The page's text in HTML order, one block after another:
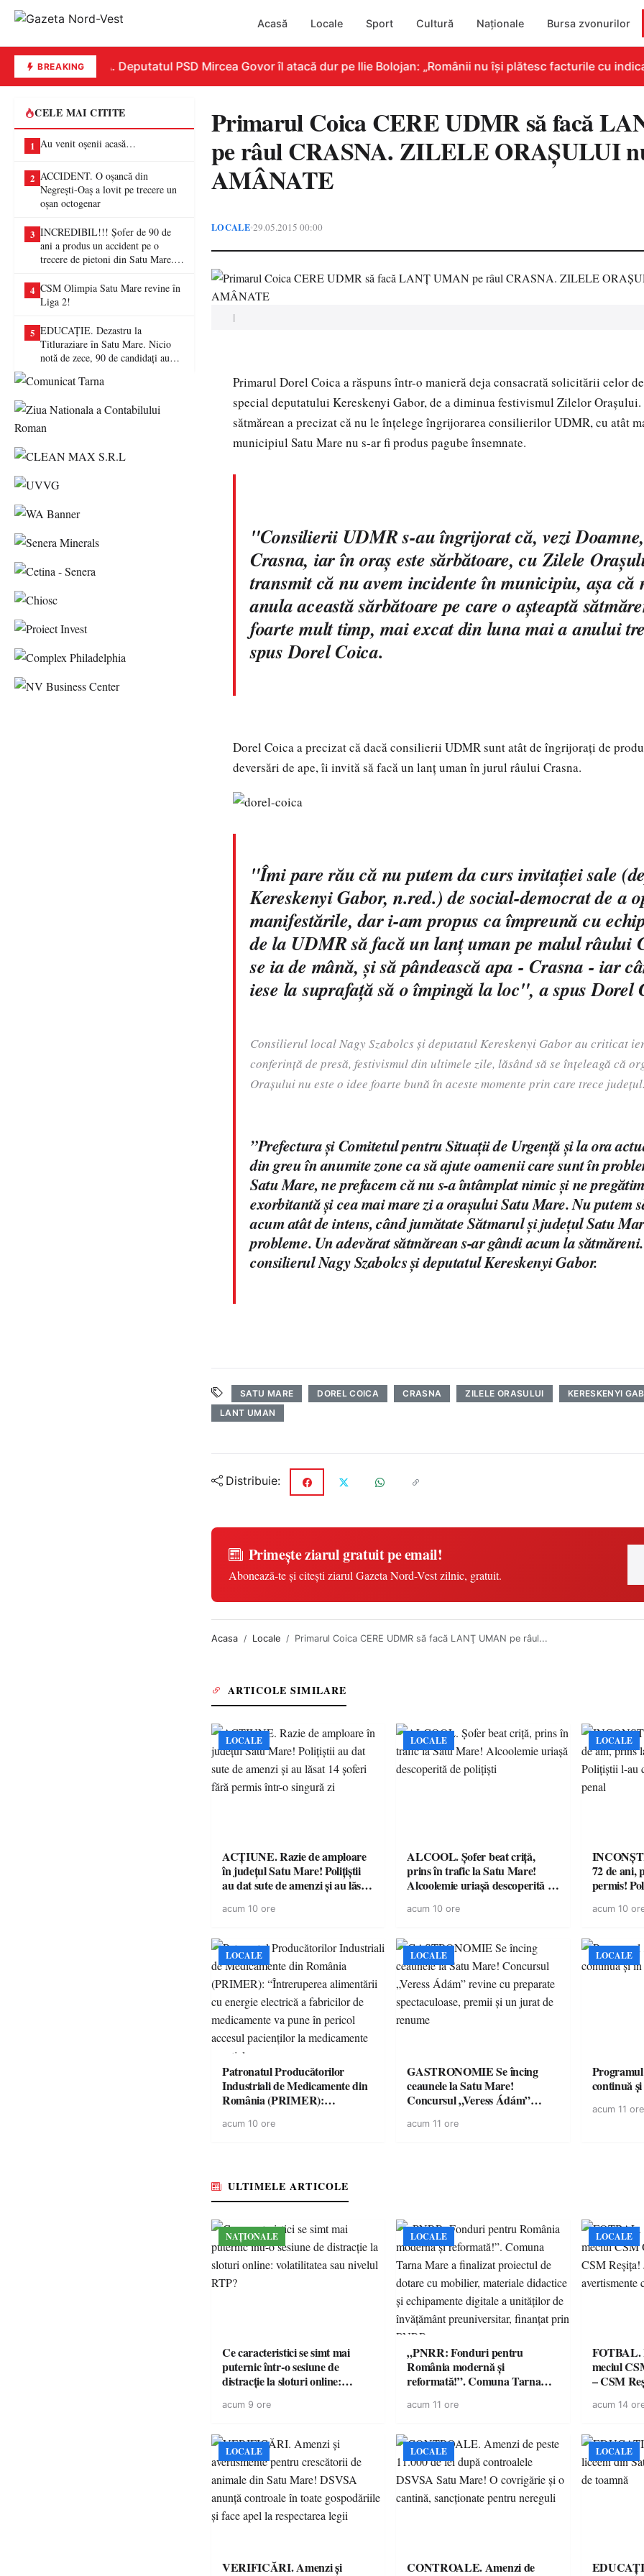
Acasă Locale Sport Cultură Naționale Bursa zvonurilor
BREAKING
REPLICĂ. Deputatul PSD Mircea Govor îl atacă dur pe Ilie Bolojan: „Românii nu își plătesc facturile cu
CELE MAI CITITE
1 Au venit oșenii acasă…
2 ACCIDENT. O oșancă din
Negrești-Oaș a lovit pe trecere un
oșan octogenar
3 INCREDIBIL!!! Șofer de 90 de
ani a produs un accident pe o
trecere de pietoni din Satu Mare. O
4 CSM Olimpia Satu Mare revine în
Liga 2!
5 EDUCAȚIE. Dezastru la
Titluraziare în Satu Mare. Nicio
notă de zece, 90 de candidați au
Primarul Coica CERE UDMR să facă
pe râul CRASNA. ZILELE ORAŞULUI
AMÂNATE
LOCALE•29.05.2015 00:00
|
Primarul Dorel Coica a răspuns într-o manieră deja consacrată solicitării celor
special deputatului Kereskenyi Gabor, de a diminua festivismul Zilelor
sătmărean a precizat că nu le înţelege îngrijorarea consilierilor UDMR, cu atât
municipiul Satu Mare nu s-ar fi produs pagube însemnate.
"Consilierii UDMR s-au îngrijorat că, vezi
Crasna, iar în oraş este sărbătoare, cu Zilele
transmit că nu avem incidente în municipiu, aşa că
anula această sărbătoare pe care o aşteaptă
foarte mult timp, mai excat din luna mai a anului
spus Dorel Coica.
Dorel Coica a precizat că dacă consilierii UDMR sunt atât de îngrijoraţi de
deversări de ape, îi invită să facă un lanţ uman în jurul râului Crasna.
"Îmi pare rău că nu putem da curs invitaţiei sale
Kereskenyi Gabor, n.red.) de social-democrat de a
manifestările, dar i-am propus ca împreună cu
de la UDMR să facă un lanţ uman pe malul râului
se ia de mână, şi să pândească apa - Crasna - iar
iese la suprafaţă să o împingă la loc", a spus Dorel
Consilierul local Nagy Szabolcs și deputatul Kereskenyi Gabor au criticat
conferință de presă, festivismul din ultimele zile, lăsând să se înțeleagă că
Orașului nu este o idee foarte bună în aceste momente prin care trece județul.
”Prefectura și Comitetul pentru Situații de Urgență și la ora
din greu în anumite zone ca să ajute oamenii care sunt în
Satu Mare, ne prefacem că nu s-a întâmplat nimic și ne
exorbitantă și cea mai mare zi a orașului Satu Mare. Nu putem
acum atât de intens, când jumătate Sătmarul și județul Satu
probleme. Un adevărat sătmărean s-ar gândi acum la
consilierul Nagy Szabolcs și deputatul Kereskenyi Gabor.
SATU MARE DOREL COICA CRASNA ZILELE ORASULUI KERESKENYI
LANT UMAN
Distribuie:
Primește ziarul gratuit pe email!
Abonează-te și citești ziarul Gazeta Nord-Vest zilnic, gratuit.
Acasa Locale Primarul Coica CERE UDMR să facă LANŢ UMAN pe râul...
ARTICOLE SIMILARE
LOCALE
ACȚIUNE. Razie de amploare
în județul Satu Mare! Polițiștii
au dat sute de amenzi și au lăsat
singură zi
acum 10 ore
LOCALE
ALCOOL. Șofer beat criță,
prins în trafic la Satu Mare!
Alcoolemie uriașă descoperită de
acum 10 ore
LOCALE
72 de ani,
permis!
acum 10
LOCALE
Patronatul Producătorilor
Industriali de Medicamente din
România (PRIMER):
energie electrică a fabricilor de
acum 10 ore
LOCALE
GASTRONOMIE Se încing
ceaunele la Satu Mare!
Concursul „Veress Ádám”
spectaculoase, premii și un jurat
acum 11 ore
LOCALE
continuă
acum 11 ore
ULTIMELE ARTICOLE
NAȚIONALE
Ce caracteristici se simt mai
puternic într-o sesiune de
distracție la sloturi online:
acum 9 ore
LOCALE
„PNRR: Fonduri pentru
România modernă și
reformată!”. Comuna Tarna
dotare cu mobilier, materiale
a unităților de învățământ
preuniversitar, finanțat prin
PNRR
acum 11 ore
LOCALE
FOTBAL.
meciul
– CSM
suporteri
acum 14
LOCALE
VERIFICĂRI. Amenzi și
LOCALE
CONTROALE. Amenzi de
LOCALE